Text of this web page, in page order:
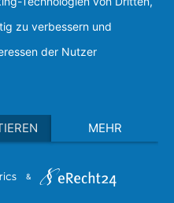
zu verbessern und
der Nutzer
MEHR
&